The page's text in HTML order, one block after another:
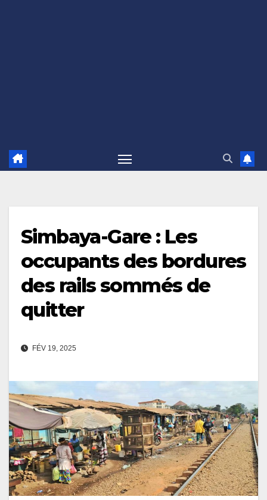
Simbaya-Gare : Les
occupants des bordures
des rails sommés de
quitter
FÉV 19, 2025